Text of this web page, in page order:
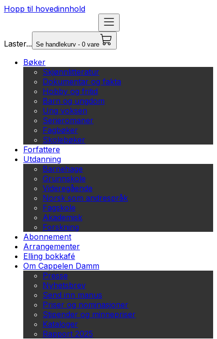
Hopp til hovedinnhold
Laster... Se handlekurv - 0 vare
Bøker
Skjønnlitteratur
Dokumentar og fakta
Hobby og fritid
Barn og ungdom
Ung voksen
Serieromaner
Fagbøker
Skolebøker
Forfattere
Utdanning
Barnehage
Grunnskole
Videregående
Norsk som andrespråk
Fagskole
Akademisk
Forskning
Abonnement
Arrangementer
Elling bokkafé
Om Cappelen Damm
Presse
Nyhetsbrev
Send inn manus
Priser og nominasjoner
Stipender og minnepriser
Kataloger
Rapport 2025